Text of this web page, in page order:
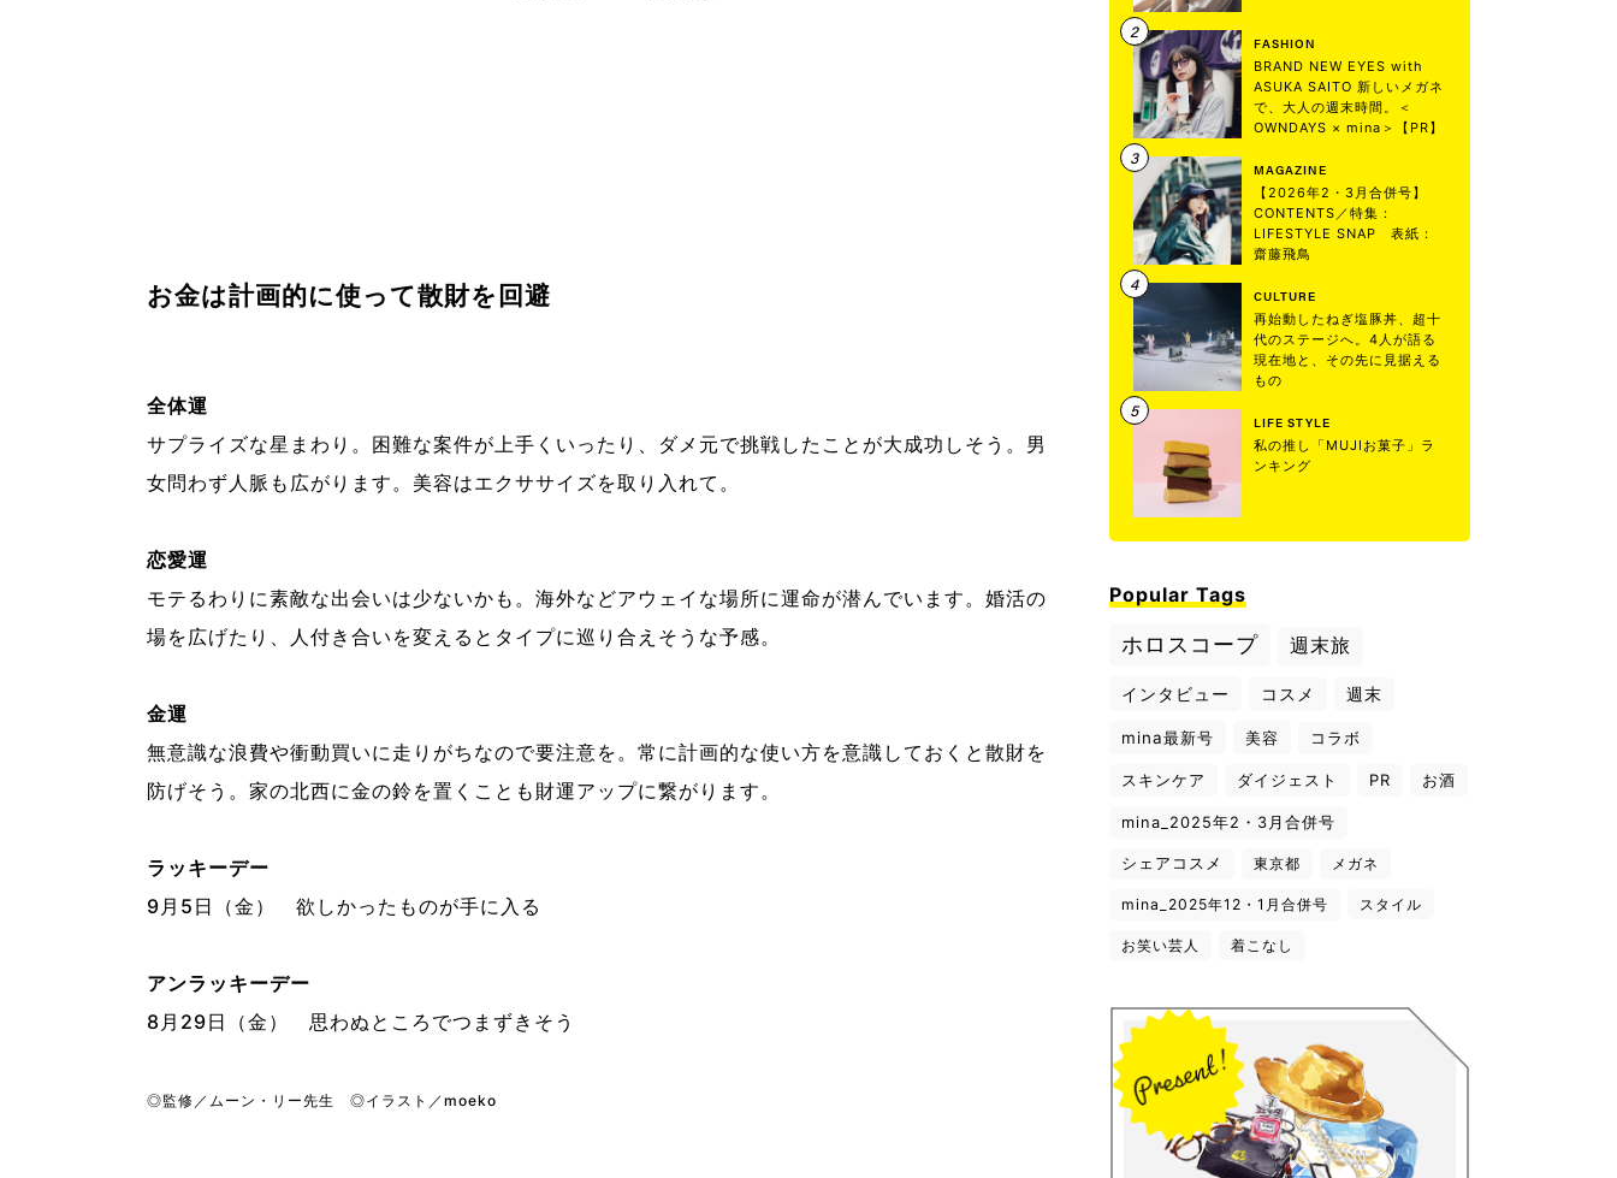
お金は計画的に使って散財を回避
全体運
サプライズな星まわり。困難な案件が上手くいったり、ダメ元で挑戦したことが大成功しそう。男
女問わず人脈も広がります。美容はエクササイズを取り入れて。
恋愛運
モテるわりに素敵な出会いは少ないかも。海外などアウェイな場所に運命が潜んでいます。婚活の
場を広げたり、人付き合いを変えるとタイプに巡り合えそうな予感。
金運
無意識な浪費や衝動買いに走りがちなので要注意を。常に計画的な使い方を意識しておくと散財を
防げそう。家の北西に金の鈴を置くことも財運アップに繋がります。
ラッキーデー
9月5日（金） 欲しかったものが手に入る
アンラッキーデー
8月29日（金） 思わぬところでつまずきそう
◎監修／ムーン・リー先生 ◎イラスト／moeko
FASHION
BRAND NEW EYES with
ASUKA SAITO 新しいメガネ
で、大人の週末時間。＜
OWNDAYS × mina＞【PR】
MAGAZINE
【2026年2・3月合併号】
CONTENTS／特集：
LIFESTYLE SNAP 表紙：
齋藤飛鳥
CULTURE
再始動したねぎ塩豚丼、超十
代のステージへ。4人が語る
現在地と、その先に見据える
もの
LIFE STYLE
私の推し「MUJIお菓子」ラ
ンキング
Popular Tags
ホロスコープ 週末旅
インタビュー コスメ 週末
mina最新号 美容 コラボ
スキンケア ダイジェスト PR お酒
mina_2025年2・3月合併号
シェアコスメ 東京都 メガネ
mina_2025年12・1月合併号 スタイル
お笑い芸人 着こなし